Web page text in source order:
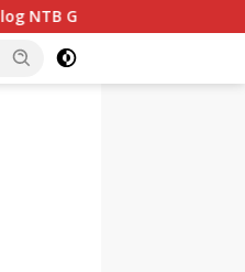
Distribusi Beras SPHP dan